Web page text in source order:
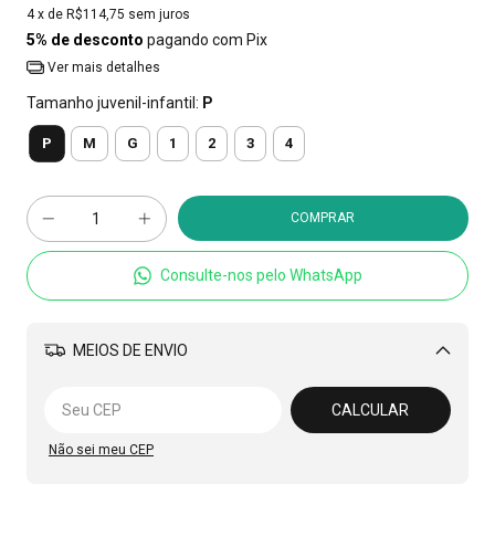
4 x de R$114,75 sem juros
5% de desconto pagando com Pix
Ver mais detalhes
Tamanho juvenil-infantil: P
P M G 1 2 3 4
Consulte-nos pelo WhatsApp
MEIOS DE ENVIO
Alterar CEP
CALCULAR
Não sei meu CEP